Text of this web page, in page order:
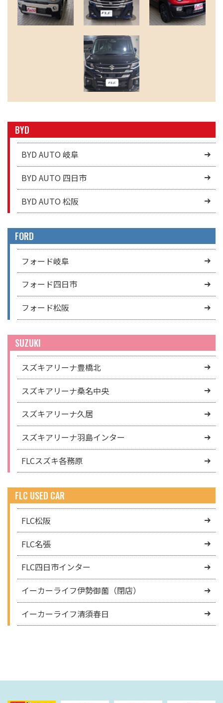
BYD
BYD AUTO 岐阜
BYD AUTO 四日市
BYD AUTO 松阪
FORD
フォード岐阜
フォード四日市
フォード松阪
SUZUKI
スズキアリーナ豊橋北
スズキアリーナ桑名中央
スズキアリーナ久居
スズキアリーナ羽島インター
FLCスズキ各務原
FLC USED CAR
FLC松阪
FLC名張
FLC四日市インター
イーカーライフ伊勢御薗（閉店）
イーカーライフ清須春日